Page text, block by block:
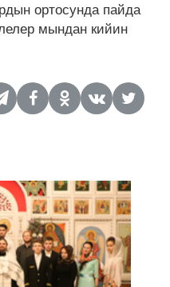
ортосунда пайда
мындан кийин